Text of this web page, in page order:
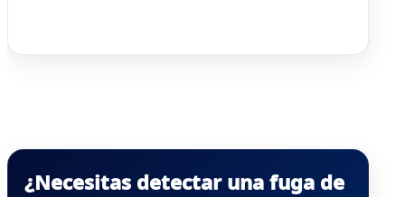
¿Necesitas detectar una fuga de